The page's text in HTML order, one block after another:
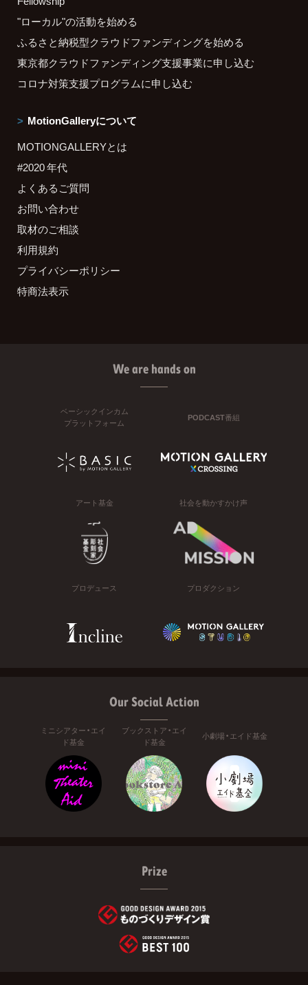
"ローカル"の活動を始める
ふるさと納税型クラウドファンディングを始める
東京都クラウドファンディング支援事業に申し込む
コロナ対策支援プログラムに申し込む
MotionGalleryについて
MOTIONGALLERYとは
#2020 年代
よくあるご質問
お問い合わせ
取材のご相談
利用規約
プライバシーポリシー
特商法表示
We are hands on
ベーシックインカム
プラットフォーム
PODCAST番組
アート基金 社会を動かすかけ声
プロデュース プロダクション
Our Social Action
ミニシアター・エイ
ド基金
ブックストア・エイ
ド基金
小劇場・エイド基金
Prize